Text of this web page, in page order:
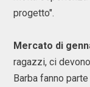
progetto".
Mercato di
ragazzi, ci
Barba fanno